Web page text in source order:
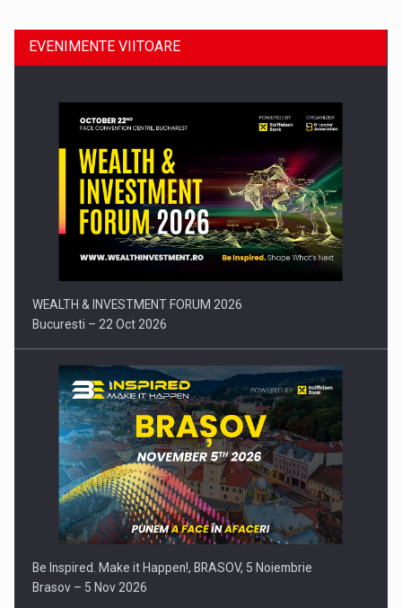
Comunicat de presa: Joburile part-time reincep sa intre pe…
EVENIMENTE VIITOARE
WEALTH & INVESTMENT FORUM 2026
Bucuresti – 22 Oct 2026
Be Inspired. Make it Happen!, BRASOV, 5 Noiembrie
Brasov – 5 Nov 2026